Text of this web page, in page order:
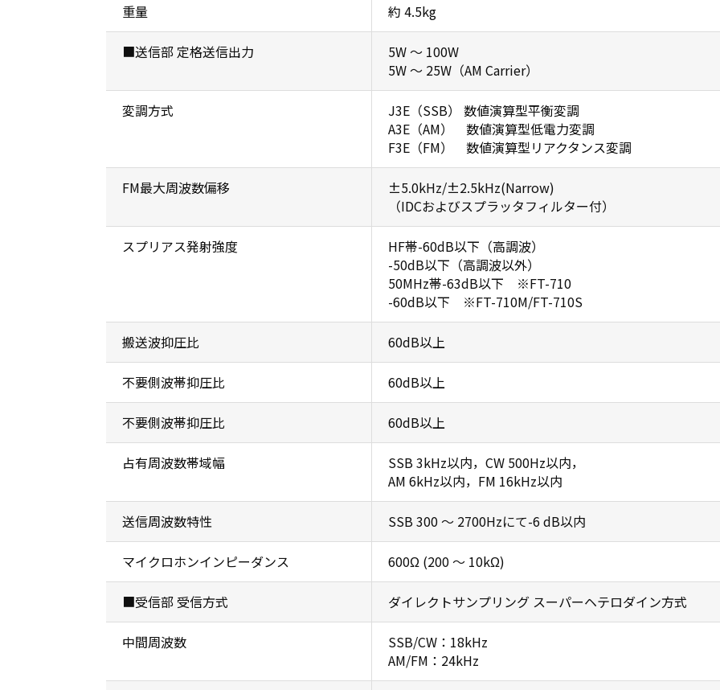
重量 約 4.5kg
■送信部 定格送信出力
5W ～ 100W
5W ～ 25W（AM Carrier）
変調方式
J3E（SSB） 数値演算型平衡変調
A3E（AM） 数値演算型低電力変調
F3E（FM） 数値演算型リアクタンス変調
FM最大周波数偏移
±5.0kHz/±2.5kHz(Narrow)
（IDCおよびスプラッタフィルター付）
スプリアス発射強度
HF帯-60dB以下（高調波）
-50dB以下（高調波以外）
50MHz帯-63dB以下 ※FT-710
-60dB以下 ※FT-710M/FT-710S
搬送波抑圧比 60dB以上
不要側波帯抑圧比 60dB以上
不要側波帯抑圧比 60dB以上
占有周波数帯域幅
SSB 3kHz以内，CW 500Hz以内，
AM 6kHz以内，FM 16kHz以内
送信周波数特性 SSB 300 ～ 2700Hzにて-6 dB以内
マイクロホンインピーダンス 600Ω (200 ～ 10kΩ)
■受信部 受信方式 ダイレクトサンプリング スーパーヘテロダイン方式
中間周波数
SSB/CW：18kHz
AM/FM：24kHz